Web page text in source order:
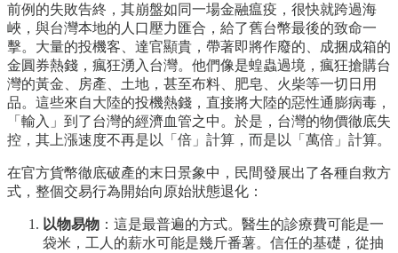
前例的失敗告終，其崩盤如同一場金融瘟疫，很快就跨過海
峽，與台灣本地的人口壓力匯合，給了舊台幣最後的致命一
擊。大量的投機客、達官顯貴，帶著即將作廢的、成捆成箱的
金圓券熱錢，瘋狂湧入台灣。他們像是蝗蟲過境，瘋狂搶購台
灣的黃金、房產、土地，甚至布料、肥皂、火柴等一切日用
品。這些來自大陸的投機熱錢，直接將大陸的惡性通膨病毒，
「輸入」到了台灣的經濟血管之中。於是，台灣的物價徹底失
控，其上漲速度不再是以「倍」計算，而是以「萬倍」計算。
在官方貨幣徹底破產的末日景象中，民間發展出了各種自救方
式，整個交易行為開始向原始狀態退化：
以物易物 ：這是最普遍的方式。醫生的診療費可能是一
袋米，工人的薪水可能是幾斤番薯。信任的基礎，從抽